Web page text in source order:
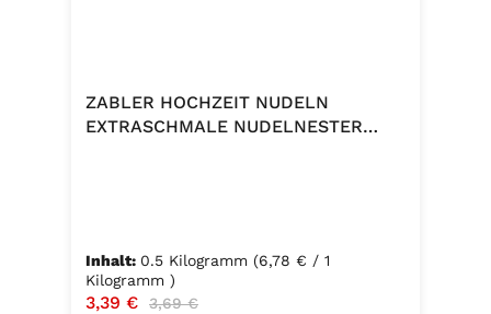
ZABLER HOCHZEIT NUDELN
EXTRASCHMALE NUDELNESTER
Inhalt: 0.5 Kilogramm (6,78 € / 1
Kilogramm )
Verkaufspreis:
3,39 € Regulärer Preis:
3,69 €